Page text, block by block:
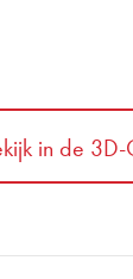
in de